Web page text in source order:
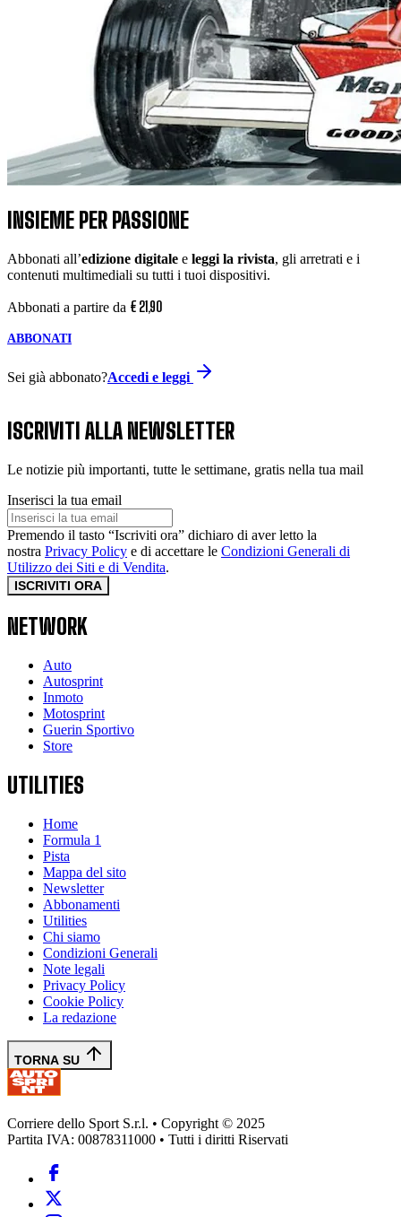
INSIEME PER PASSIONE
Abbonati all’edizione digitale e leggi la rivista, gli arretrati e i
contenuti multimediali su tutti i tuoi dispositivi.
Abbonati a partire da € 21,90
ABBONATI
Sei già abbonato?Accedi e leggi
ISCRIVITI ALLA NEWSLETTER
Le notizie più importanti, tutte le settimane, gratis nella tua mail
Inserisci la tua email
Premendo il tasto “Iscriviti ora” dichiaro di aver letto la
nostra Privacy Policy e di accettare le Condizioni Generali di
Utilizzo dei Siti e di Vendita.
ISCRIVITI ORA
NETWORK
Auto
Autosprint
Inmoto
Motosprint
Guerin Sportivo
Store
UTILITIES
Home
Formula 1
Pista
Mappa del sito
Newsletter
Abbonamenti
Utilities
Chi siamo
Condizioni Generali
Note legali
Privacy Policy
Cookie Policy
La redazione
TORNA SU
Corriere dello Sport S.r.l. • Copyright © 2025
Partita IVA: 00878311000 • Tutti i diritti Riservati